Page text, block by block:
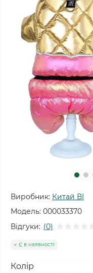
Виробник: Китай ВІ
Модель: 000033370
Відгуки: (0)
Є в наявності
Колір